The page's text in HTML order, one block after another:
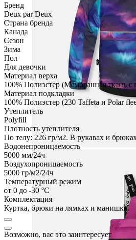
Бренд
Deux par Deux
Страна бренда
Канада
Сезон
Зима
Пол
Для девочки
Материал верха
100% Полиэстер (Мембранная ткань
Материал подкладки
100% Полиэстер (230 Taffeta и Polar
Утеплитель
Polyfill
Плотность утеплителя
По телу: 226 гр/м2. В рукавах и
Водонепроницаемость
5000 мм/24ч
Воздухопроницаемость
5000 гр/м2/24ч
Температурный режим
от 0 до -30 °C
Комплектация
Куртка, брюки на лямках и манишка.
Возможно, вас это заинтересует